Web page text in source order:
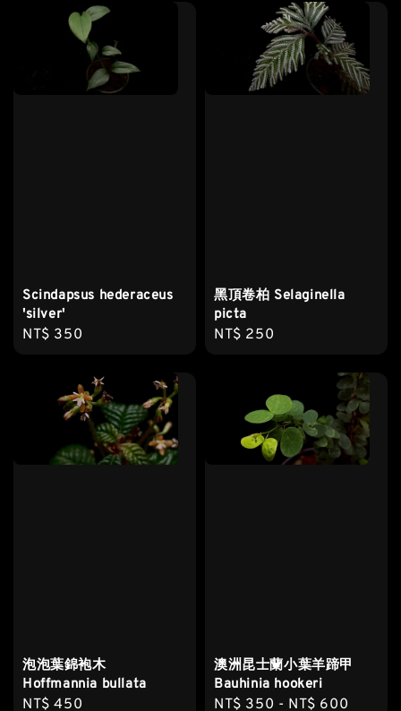
Scindapsus hederaceus
'silver'
Regular
NT$ 350
黑頂卷柏 Selaginella
picta
Regular
NT$ 250
泡泡葉錦袍木
Hoffmannia bullata
Regular
NT$ 450
澳洲昆士蘭小葉羊蹄甲
Bauhinia hookeri
Regular
NT$ 350 - NT$ 600